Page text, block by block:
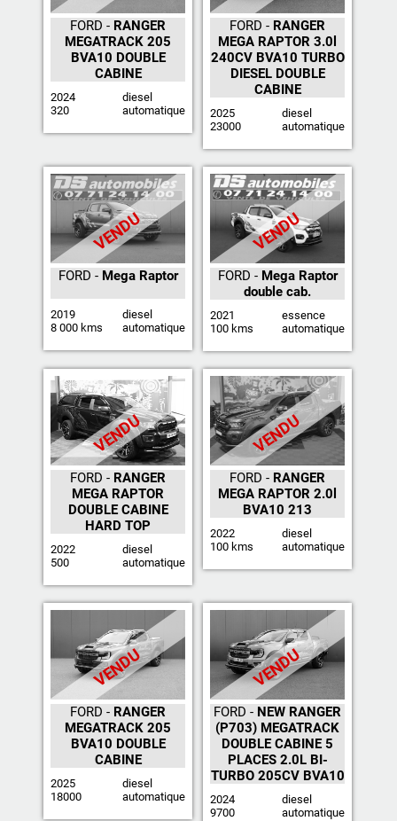
FORD - RANGER
MEGATRACK 205
BVA10 DOUBLE
CABINE
2024
320
diesel
automatique
FORD - RANGER
MEGA RAPTOR 3.0l
240CV BVA10 TURBO
DIESEL DOUBLE
CABINE
2025
23000
diesel
automatique
VENDU
FORD - Mega Raptor
2019
8 000 kms
diesel
automatique
VENDU
FORD - Mega Raptor
double cab.
2021
100 kms
essence
automatique
VENDU
FORD - RANGER
MEGA RAPTOR
DOUBLE CABINE
HARD TOP
2022
500
diesel
automatique
VENDU
FORD - RANGER
MEGA RAPTOR 2.0l
BVA10 213
2022
100 kms
diesel
automatique
VENDU
FORD - RANGER
MEGATRACK 205
BVA10 DOUBLE
CABINE
2025
18000
diesel
automatique
VENDU
FORD - NEW RANGER
(P703) MEGATRACK
DOUBLE CABINE 5
PLACES 2.0L BI-
TURBO 205CV BVA10
2024
9700
diesel
automatique